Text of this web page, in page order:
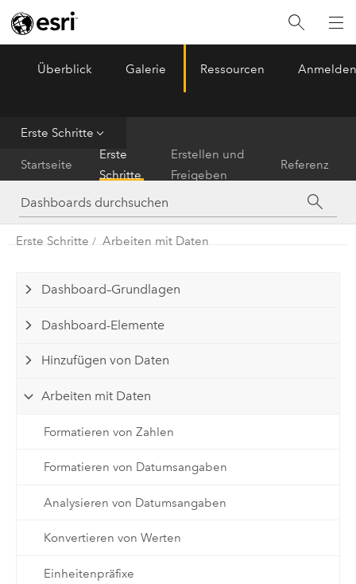
ArcGIS Dashboards
Überblick Galerie Ressourcen
Erste Schritte
Startseite
Erste
Schritte
Erstellen und
Freigeben
Referenz
Erste Schritte Arbeiten mit Daten
Dashboard–Grundlagen
Dashboard-Elemente
Hinzufügen von Daten
Arbeiten mit Daten
Formatieren von Zahlen
Formatieren von Datumsangaben
Analysieren von Datumsangaben
Konvertieren von Werten
Einheitenpräfixe